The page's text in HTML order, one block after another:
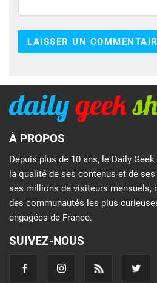
À PROPOS
Depuis plus de 10 ans, le Daily
la qualité de ses contenus et de
ses millions de visiteurs mensuels,
des communautés les plus
engagées de France.
SUIVEZ-NOUS